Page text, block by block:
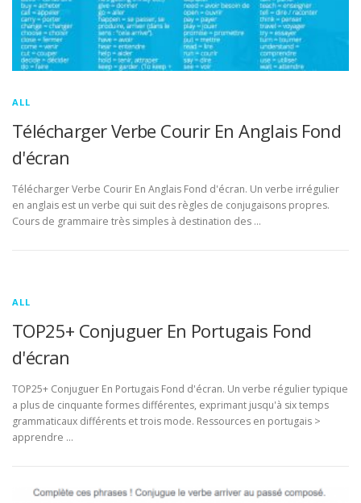
ALL
Télécharger Verbe Courir En Anglais Fond
d'écran
Télécharger Verbe Courir En Anglais Fond d'écran. Un verbe irrégulier
en anglais est un verbe qui suit des règles de conjugaisons propres.
Cours de grammaire très simples à destination des …
ALL
TOP25+ Conjuguer En Portugais Fond
d'écran
TOP25+ Conjuguer En Portugais Fond d'écran. Un verbe régulier typique
a plus de cinquante formes différentes, exprimant jusqu'à six temps
grammaticaux différents et trois mode. Ressources en portugais >
apprendre …